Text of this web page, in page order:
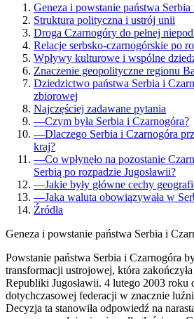
Geneza i powstanie państwa
Struktura polityczna i ustrój unii
Droga Czarnogóry do pełnej
Relacje serbsko-czarnogórskie po
Wpływy kulturowe i wspólne
Znaczenie geopolityczne regionu
Dziedzictwo państwa Serbia i
zbiorowej
Najczęściej zadawane pytania
—Czym była Serbia i Czarnogóra?
—Dlaczego Serbia i Czarnogóra
kraj?
—Co wpłynęło na pozostanie
Serbią po rozpadzie Jugosławii?
—Jakie były główne cechy
—Jaka waluta obowiązywała w
Źródła
Geneza i powstanie państwa Serbia i
Powstanie państwa Serbia i Czarnogóra
transformacji ustrojowej, która
Republiki Jugosławii. 4 lutego 2003 roku
dotychczasowej federacji w znacznie
Decyzja ta stanowiła odpowiedź na